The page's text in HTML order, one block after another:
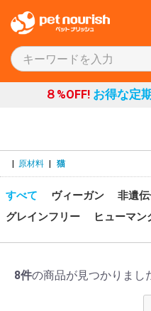
８%OFF!お得な定
原材料 猫
すべて ヴィーガン 非遺
グレインフリー
ヒューマン
8件の商品が見つかりまし